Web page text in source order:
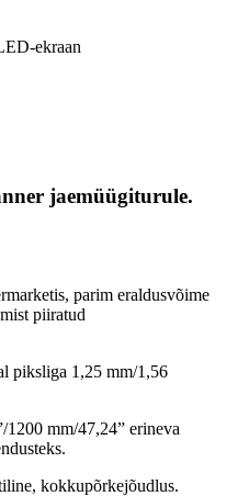
jaemüügiturule.
parim eraldusvõime
piiratud
piksliga 1,25 mm/1,56
mm/47,24” erineva
kokkupõrkejõudlus.